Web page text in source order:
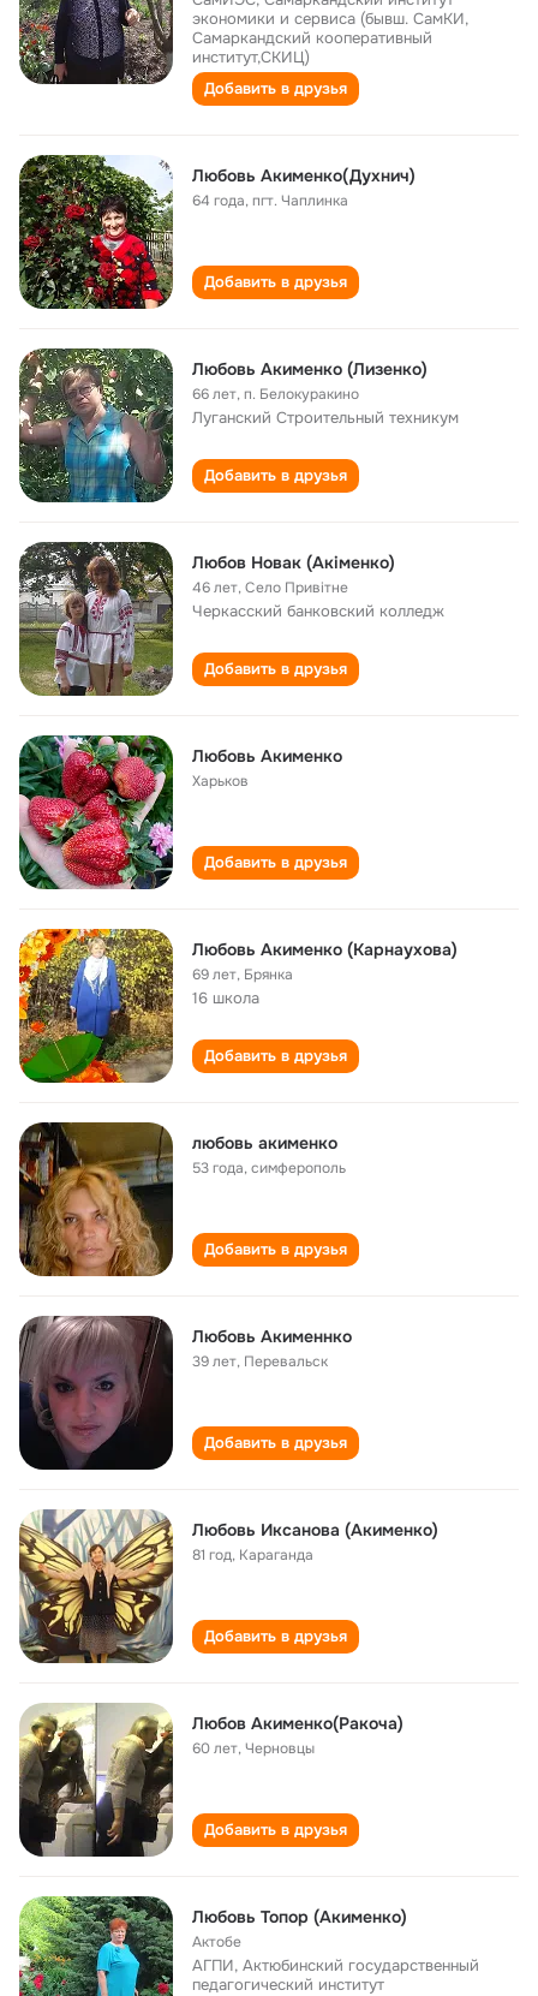
экономики и сервиса (бывш. СамКИ,
Самаркандский кооперативный
институт,СКИЦ)
Добавить в друзья
Любовь Акименко(Духнич)
64 года,пгт. Чаплинка
Добавить в друзья
Любовь Акименко (Лизенко)
66 лет,п. Белокуракино
Луганский Строительный техникум
Добавить в друзья
Любов Новак (Акіменко)
46 лет,Село Привітне
Черкасский банковский колледж
Добавить в друзья
Любовь Акименко
Харьков
Добавить в друзья
Любовь Акименко (Карнаухова)
69 лет, Брянка
16 школа
Добавить в друзья
любовь акименко
53 года,симферополь
Добавить в друзья
Любовь Акименнко
39 лет, Перевальск
Добавить в друзья
Любовь Иксанова (Акименко)
81 год, Караганда
Добавить в друзья
Любов Акименко(Ракоча)
60 лет,Черновцы
Добавить в друзья
Любовь Топор (Акименко)
Актобе
АГПИ, Актюбинский государственный
педагогический институт